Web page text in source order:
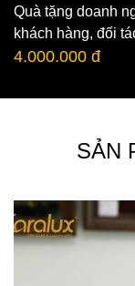
Quà tặng doanh
khách hàng, đối
4.000.000 đ
SẢN